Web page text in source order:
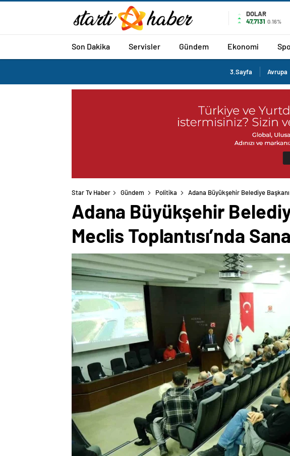
DOLAR
47,7131 0.16%
Son Dakika Servisler Gündem Ekonomi
3.Sayfa Avrupa
Star Tv Haber Gündem Politika Adana Büyükşehir Belediye
Adana Büyükşehir
Meclis Toplantısı’nda